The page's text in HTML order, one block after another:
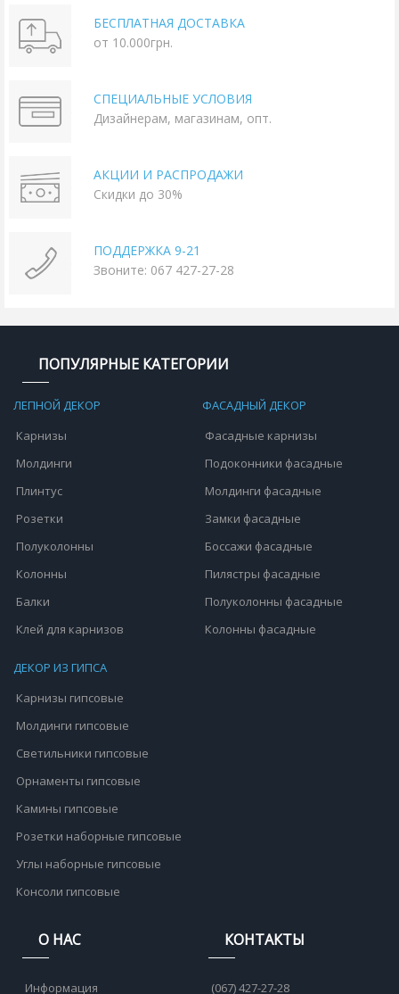
БЕСПЛАТНАЯ ДОСТАВКА
от 10.000грн.
СПЕЦИАЛЬНЫЕ УСЛОВИЯ
Дизайнерам, магазинам, опт.
АКЦИИ И РАСПРОДАЖИ
Скидки до 30%
ПОДДЕРЖКА 9-21
Звоните: 067 427-27-28
ПОПУЛЯРНЫЕ КАТЕГОРИИ
ЛЕПНОЙ ДЕКОР
Карнизы
Молдинги
Плинтус
Розетки
Полуколонны
Колонны
Балки
Клей для карнизов
ФАСАДНЫЙ ДЕКОР
Фасадные карнизы
Подоконники фасадные
Молдинги фасадные
Замки фасадные
Боссажи фасадные
Пилястры фасадные
Полуколонны фасадные
Колонны фасадные
ДЕКОР ИЗ ГИПСА
Карнизы гипсовые
Молдинги гипсовые
Светильники гипсовые
Орнаменты гипсовые
Камины гипсовые
Розетки наборные гипсовые
Углы наборные гипсовые
Консоли гипсовые
О НАС
Информация
КОНТАКТЫ
(067) 427-27-28